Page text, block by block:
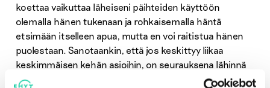
koettaa vaikuttaa läheiseni päihteiden käyttöön
olemalla hänen tukenaan ja rohkaisemalla häntä
etsimään itselleen apua, mutta en voi raitistua hänen
puolestaan. Sanotaankin, että jos keskittyy liikaa
keskimmäisen kehän asioihin, on seurauksena lähinnä
stressiä ja huolta. Läheiseni tilanne ei välttämättä